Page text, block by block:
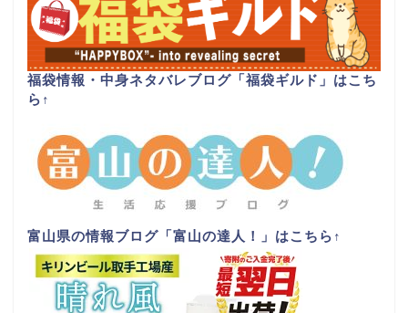
福袋情報・中身ネタバレブログ「福袋ギルド」はこち
ら ↑
富山県の情報ブログ「富山の達人！」はこちら ↑